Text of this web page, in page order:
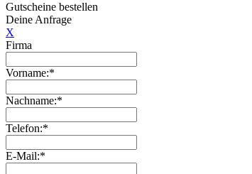
Gutscheine bestellen
Deine Anfrage
X
Firma
Vorname:*
Nachname:*
Telefon:*
E-Mail:*